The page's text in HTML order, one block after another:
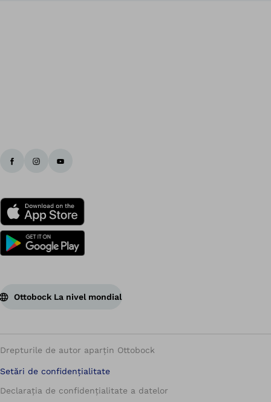
Ottobock La nivel mondial
Drepturile de autor aparțin Ottobock
Setări de confidențialitate
Declarația de confidențialitate a datelor